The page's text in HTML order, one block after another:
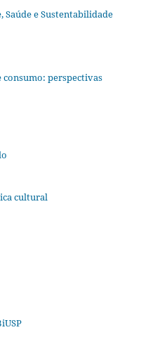
Saúde e Sustentabilidade
perspectivas
cultural